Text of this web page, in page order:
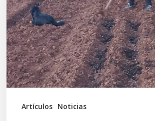
Artículos Noticias
las
semillas
constituye
una
violación
de